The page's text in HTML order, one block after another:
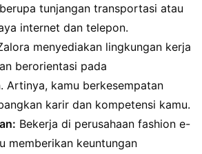
tunjangan transportasi atau
internet dan telepon.
menyediakan lingkungan kerja
berorientasi pada
Artinya, kamu berkesempatan
karir dan kompetensi kamu.
Bekerja di perusahaan fashion e-
memberikan keuntungan